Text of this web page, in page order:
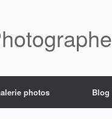
photos Blog